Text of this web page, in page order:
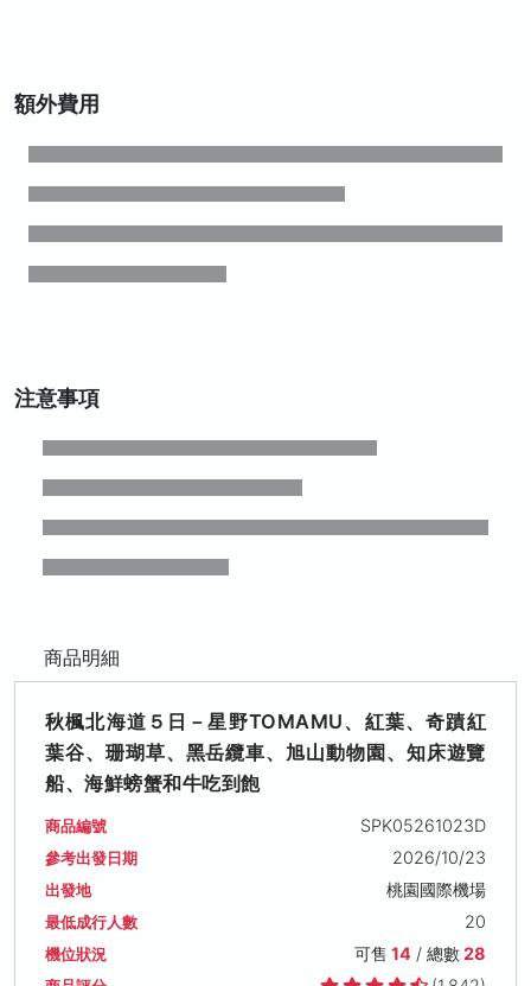
額外費用
注意事項
商品明細
秋楓北海道５日－星野TOMAMU、紅葉、奇蹟紅
葉谷、珊瑚草、黑岳纜車、旭山動物園、知床遊覽
船、海鮮螃蟹和牛吃到飽
商品編號 SPK05261023D
參考出發日期 2026/10/23
出發地 桃園國際機場
最低成行人數 20
機位狀況 可售 14/ 總數28